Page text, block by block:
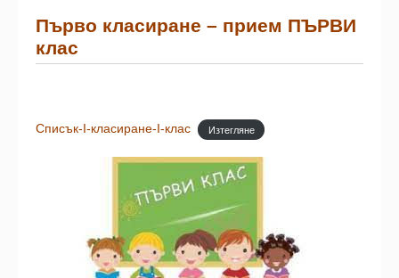
Първо класиране – прием ПЪРВИ
клас
Списък-I-класиране-I-клас Изтегляне